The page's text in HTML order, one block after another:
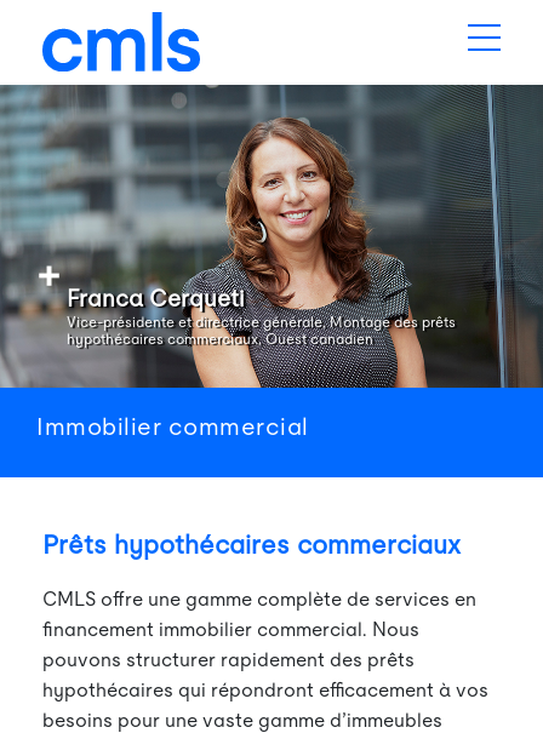
Franca Cerqueti
Vice-présidente et directrice générale, Montage des prêts
hypothécaires commerciaux, Ouest canadien
Immobilier commercial
Prêts hypothécaires commerciaux
CMLS offre une gamme complète de services en
financement immobilier commercial. Nous
pouvons structurer rapidement des prêts
hypothécaires qui répondront efficacement à vos
besoins pour une vaste gamme d’immeubles